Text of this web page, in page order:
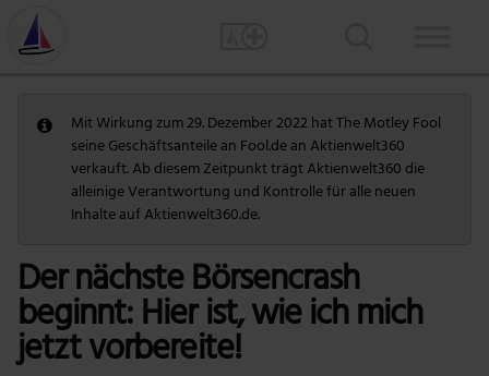
Mit Wirkung zum 29. Dezember 2022 hat The Motley Fool
seine Geschäftsanteile an Fool.de an Aktienwelt360
verkauft. Ab diesem Zeitpunkt trägt Aktienwelt360 die
alleinige Verantwortung und Kontrolle für alle neuen
Inhalte auf Aktienwelt360.de.
Der nächste Börsencrash
beginnt: Hier ist, wie ich mich
jetzt vorbereite!